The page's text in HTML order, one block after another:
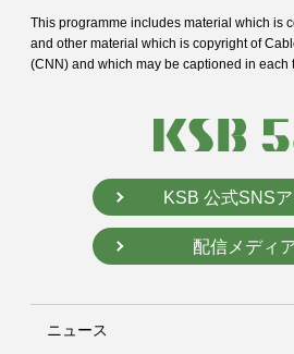
This programme includes material which is
and other material which is copyright of
(CNN) and which may be captioned in each
KSB 公式SNS
配信メディ
ニュース